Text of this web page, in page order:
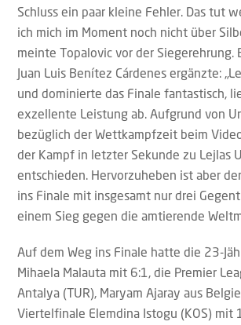
Schluss ein paar kleine Fehler. Das tut
ich mich im Moment noch nicht über
meinte Topalovic vor der Siegerehrung.
Juan Luis Benítez Cárdenes ergänzte:
und dominierte das Finale fantastisch,
exzellente Leistung ab. Aufgrund von
bezüglich der Wettkampfzeit beim
der Kampf in letzter Sekunde zu Lejlas
entschieden. Hervorzuheben ist aber
ins Finale mit insgesamt nur drei
einem Sieg gegen die amtierende
Auf dem Weg ins Finale hatte die 23-
Mihaela Malauta mit 6:1, die Premier
Antalya (TUR), Maryam Ajaray aus
Viertelfinale Elemdina Istogu (KOS) mit